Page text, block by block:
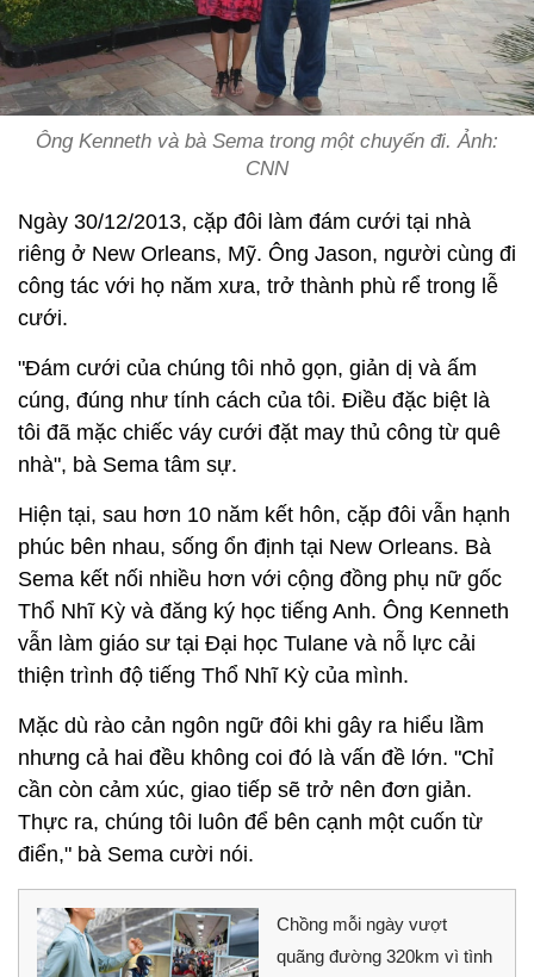
Ông Kenneth và bà Sema trong một chuyến đi. Ảnh:
CNN
Ngày 30/12/2013, cặp đôi làm đám cưới tại nhà
riêng ở New Orleans, Mỹ. Ông Jason, người cùng đi
công tác với họ năm xưa, trở thành phù rể trong lễ
cưới.
"Đám cưới của chúng tôi nhỏ gọn, giản dị và ấm
cúng, đúng như tính cách của tôi. Điều đặc biệt là
tôi đã mặc chiếc váy cưới đặt may thủ công từ quê
nhà", bà Sema tâm sự.
Hiện tại, sau hơn 10 năm kết hôn, cặp đôi vẫn hạnh
phúc bên nhau, sống ổn định tại New Orleans. Bà
Sema kết nối nhiều hơn với cộng đồng phụ nữ gốc
Thổ Nhĩ Kỳ và đăng ký học tiếng Anh. Ông Kenneth
vẫn làm giáo sư tại Đại học Tulane và nỗ lực cải
thiện trình độ tiếng Thổ Nhĩ Kỳ của mình.
Mặc dù rào cản ngôn ngữ đôi khi gây ra hiểu lầm
nhưng cả hai đều không coi đó là vấn đề lớn. "Chỉ
cần còn cảm xúc, giao tiếp sẽ trở nên đơn giản.
Thực ra, chúng tôi luôn để bên cạnh một cuốn từ
điển," bà Sema cười nói.
Chồng mỗi ngày vượt
quãng đường 320km vì tình